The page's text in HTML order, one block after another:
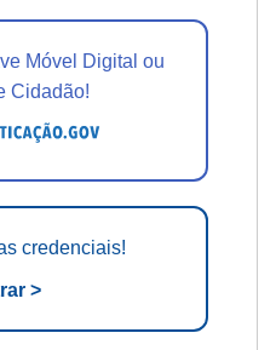
Móvel Digital ou
Cidadão!
credenciais!
>